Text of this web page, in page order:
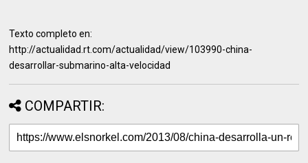
Texto completo en:
http://actualidad.rt.com/actualidad/view/103990-china-
desarrollar-submarino-alta-velocidad
COMPARTIR: